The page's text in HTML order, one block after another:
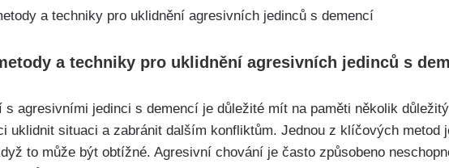
a techniky pro uklidnění agresivních jedinců s
s agresivními jedinci s demencí je důležité mít na paměti několik
uklidnit situaci a zabránit dalším konfliktům. Jednou z klíčových metod
to může být obtížné. Agresivní chování je často způsobeno